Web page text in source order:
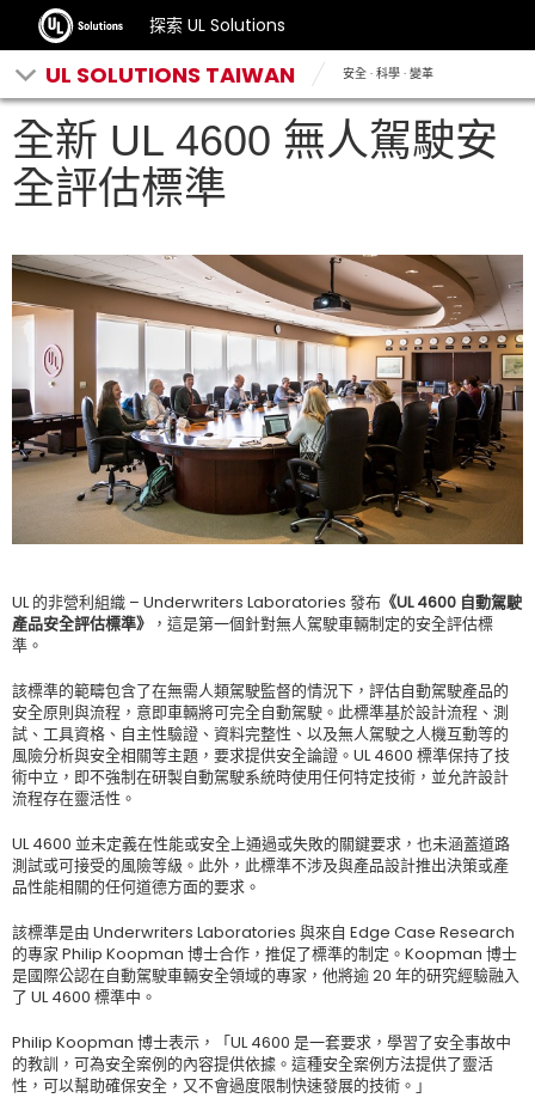
探索 UL Solutions
UL SOLUTIONS TAIWAN 安全 · 科學 · 變革
全新 UL 4600 無人駕駛安
全評估標準
UL 的非營利組織 – Underwriters Laboratories 發布 《UL 4600 自動駕駛
產品安全評估標準》 ，這是第一個針對無人駕駛車輛制定的安全評估標
準。
該標準的範疇包含了在無需人類駕駛監督的情況下，評估自動駕駛產品的
安全原則與流程，意即車輛將可完全自動駕駛。此標準基於設計流程、測
試、工具資格、自主性驗證、資料完整性、以及無人駕駛之人機互動等的
風險分析與安全相關等主題，要求提供安全論證。UL 4600 標準保持了技
術中立，即不強制在研製自動駕駛系統時使用任何特定技術，並允許設計
流程存在靈活性。
UL 4600 並未定義在性能或安全上通過或失敗的關鍵要求，也未涵蓋道路
測試或可接受的風險等級。此外，此標準不涉及與產品設計推出決策或產
品性能相關的任何道德方面的要求。
該標準是由 Underwriters Laboratories 與來自 Edge Case Research
的專家 Philip Koopman 博士合作，推促了標準的制定。Koopman 博士
是國際公認在自動駕駛車輛安全領域的專家，他將逾 20 年的研究經驗融入
了 UL 4600 標準中。
Philip Koopman 博士表示，「UL 4600 是一套要求，學習了安全事故中
的教訓，可為安全案例的內容提供依據。這種安全案例方法提供了靈活
性，可以幫助確保安全，又不會過度限制快速發展的技術。」